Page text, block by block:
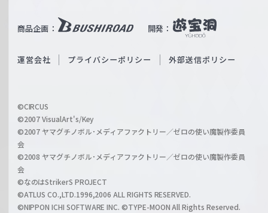
ß
c
a
r
z
商品企画： 開発：
b
O
i
l
h
a
運営会社 プライバシーポリシー 外部送信ポリシー
©CIRCUS
©2007 VisualArt's/Key
©2007 ヤマグチノボル･メディアファクトリー／ゼロの使い魔製作委員
会
©2008 ヤマグチノボル･メディアファクトリー／ゼロの使い魔製作委員
会
©なのはStrikerS PROJECT
©ATLUS CO.,LTD.1996,2006 ALL RIGHTS RESERVED.
©NIPPON ICHI SOFTWARE INC. ©TYPE-MOON All Rights Reserved.